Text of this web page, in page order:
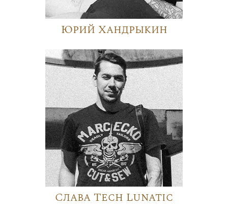
Юрий Хандрыкин
Слава Tech Lunatic